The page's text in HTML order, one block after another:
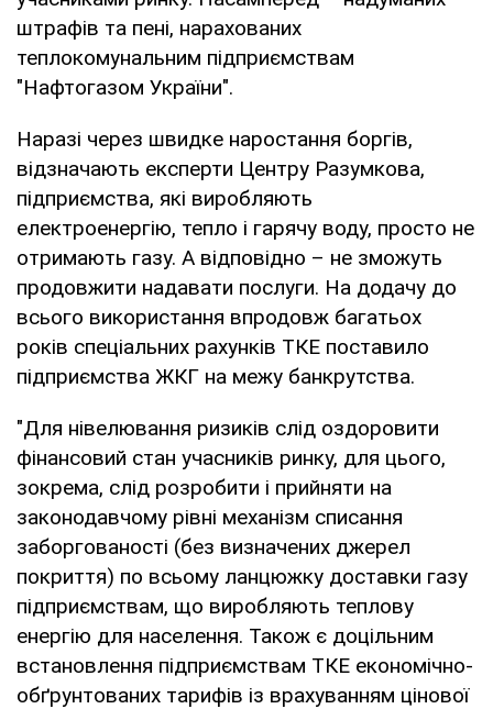
штрафів та пені, нарахованих
теплокомунальним підприємствам
"Нафтогазом України".
Наразі через швидке наростання боргів,
відзначають експерти Центру Разумкова,
підприємства, які виробляють
електроенергію, тепло і гарячу воду, просто не
отримають газу. А відповідно – не зможуть
продовжити надавати послуги. На додачу до
всього використання впродовж багатьох
років спеціальних рахунків ТКЕ поставило
підприємства ЖКГ на межу банкрутства.
"Для нівелювання ризиків слід оздоровити
фінансовий стан учасників ринку, для цього,
зокрема, слід розробити і прийняти на
законодавчому рівні механізм списання
заборгованості (без визначених джерел
покриття) по всьому ланцюжку доставки газу
підприємствам, що виробляють теплову
енергію для населення. Також є доцільним
встановлення підприємствам ТКЕ економічно-
обґрунтованих тарифів із врахуванням цінової